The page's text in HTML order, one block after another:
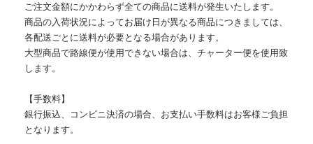
ご注文金額にかかわらず全ての商品に送料が発生いたします。
商品の入荷状況によってお届け日が異なる商品につきましては、
各配送ごとに送料が必要となる場合があります。
大型商品で路線便が使用できない場合は、チャーター便を使用致
します。
【手数料】
銀行振込、コンビニ決済の場合、お支払い手数料はお客様ご負担
となります。